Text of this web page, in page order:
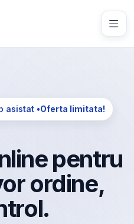
asistat •Oferta limitata!
pentru
ordine,